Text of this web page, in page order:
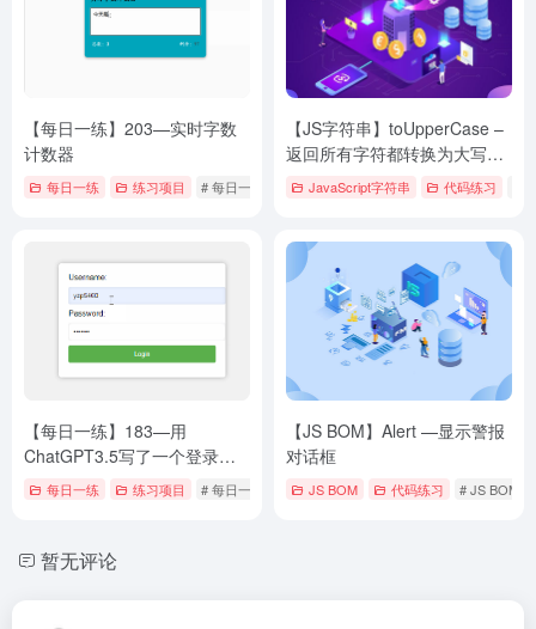
【每日一练】203—实时字数
计数器
每日一练 练习项目 # 每日一练
【JS字符串】toUpperCase –
返回所有字符都转换为大写的
字符串JavaScript字符串 代码练习
【每日一练】183—用
ChatGPT3.5写了一个登录效
果 每日一练 练习项目 # 每日一练
【JS BOM】Alert —显示警报
对话框
JS BOM 代码练习 # JS BOM
暂无评论